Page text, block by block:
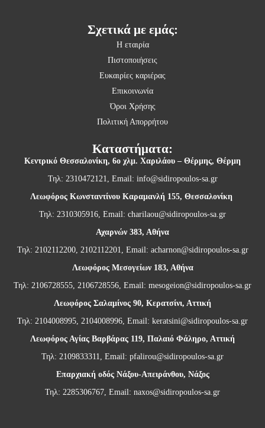
Σχετικά με εμάς:
Η εταιρία
Πιστοποιήσεις
Ευκαιρίες καριέρας
Επικοινωνία
Όροι Χρήσης
Πολιτική Απορρήτου
Καταστήματα:
Κεντρικό Θεσσαλονίκη, 6ο χλμ. Χαριλάου – Θέρμης, Θέρμη
Τηλ: 2310472121, Email: info@sidiropoulos-sa.gr
Λεωφόρος Κωνσταντίνου Καραμανλή 155, Θεσσαλονίκη
Τηλ: 2310305916, Email: charilaou@sidiropoulos-sa.gr
Αχαρνών 383, Αθήνα
Τηλ: 2102112200, 2102112201, Email: acharnon@sidiropoulos-sa.gr
Λεωφόρος Μεσογείων 183, Αθήνα
Τηλ: 2106728555, 2106728556, Email: mesogeion@sidiropoulos-sa.gr
Λεωφόρος Σαλαμίνος 90, Κερατσίνι, Αττική
Τηλ: 2104008995, 2104008996, Email: keratsini@sidiropoulos-sa.gr
Λεωφόρος Αγίας Βαρβάρας 119, Παλαιό Φάληρο, Αττική
Τηλ: 2109833311, Email: pfalirou@sidiropoulos-sa.gr
Επαρχιακή οδός Νάξου-Απειράνθου, Νάξος
Τηλ: 2285306767, Email: naxos@sidiropoulos-sa.gr